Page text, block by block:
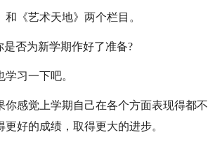
《艺术天地》两个栏目。
否为新学期作好了准备?
习一下吧。
感觉上学期自己在各个方面表现得都不
好的成绩，取得更大的进步。